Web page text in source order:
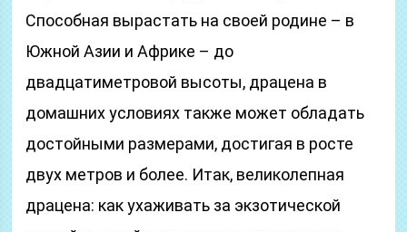
Способная вырастать на своей родине – в
Южной Азии и Африке – до
двадцатиметровой высоты, драцена в
домашних условиях также может обладать
достойными размерами, достигая в росте
двух метров и более. Итак, великолепная
драцена: как ухаживать за экзотической